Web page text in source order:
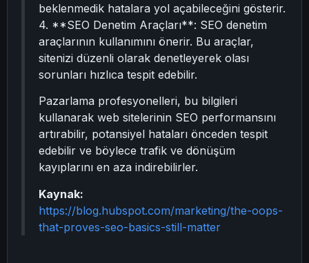
beklenmedik hatalara yol açabileceğini gösterir.
4. **SEO Denetim Araçları**: SEO denetim
araçlarının kullanımını önerir. Bu araçlar,
sitenizi düzenli olarak denetleyerek olası
sorunları hızlıca tespit edebilir.
Pazarlama profesyonelleri, bu bilgileri
kullanarak web sitelerinin SEO performansını
artırabilir, potansiyel hataları önceden tespit
edebilir ve böylece trafik ve dönüşüm
kayıplarını en aza indirebilirler.
Kaynak:
https://blog.hubspot.com/marketing/the-oops-
that-proves-seo-basics-still-matter